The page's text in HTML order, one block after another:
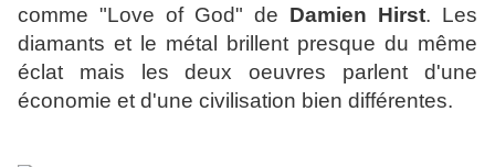
comme "Love of God" de Damien Hirst. Les
diamants et le métal brillent presque du même
éclat mais les deux oeuvres parlent d'une
économie et d'une civilisation bien différentes.